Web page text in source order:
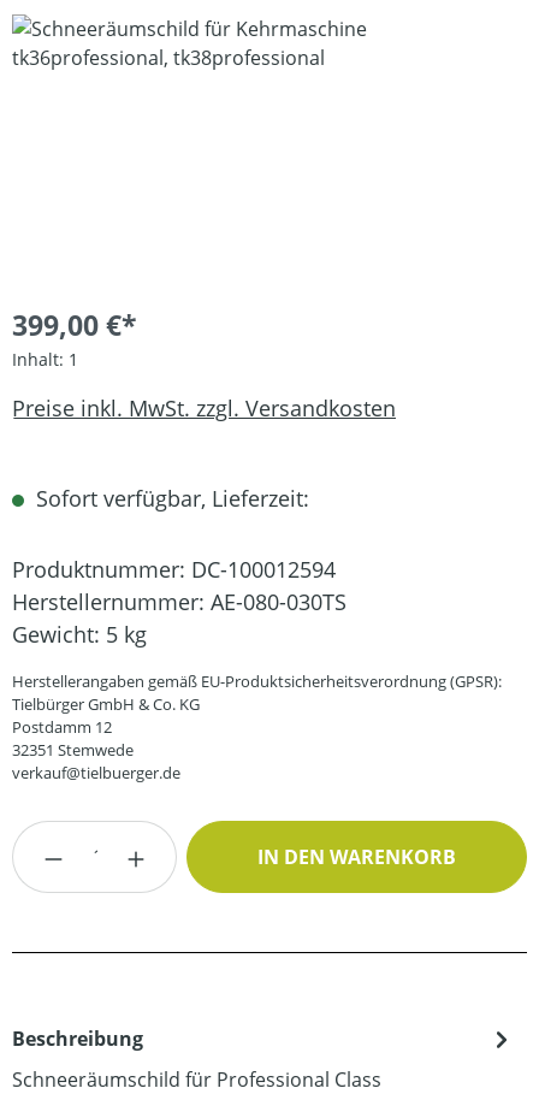
Bildergalerie überspringen
399,00 €*
Inhalt: 1
Preise inkl. MwSt. zzgl. Versandkosten
Sofort verfügbar, Lieferzeit:
Produktnummer: DC-100012594
Herstellernummer: AE-080-030TS
Gewicht: 5 kg
Herstellerangaben gemäß EU-Produktsicherheitsverordnung (GPSR):
Tielbürger GmbH & Co. KG
Postdamm 12
32351 Stemwede
verkauf@tielbuerger.de
Produkt Anzahl: Gib den gewünschten
IN DEN WARENKORB
Beschreibung
Schneeräumschild für Professional Class